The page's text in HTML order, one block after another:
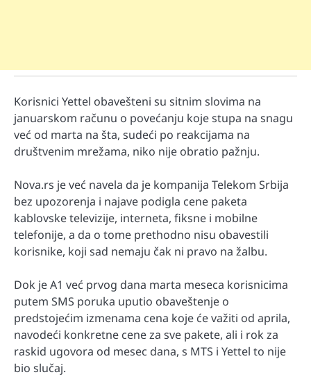
Korisnici Yettel obavešteni su sitnim slovima na
januarskom računu o povećanju koje stupa na snagu
već od marta na šta, sudeći po reakcijama na
društvenim mrežama, niko nije obratio pažnju.
Nova.rs je već navela da je kompanija Telekom Srbija
bez upozorenja i najave podigla cene paketa
kablovske televizije, interneta, fiksne i mobilne
telefonije, a da o tome prethodno nisu obavestili
korisnike, koji sad nemaju čak ni pravo na žalbu.
Dok je A1 već prvog dana marta meseca korisnicima
putem SMS poruka uputio obaveštenje o
predstojećim izmenama cena koje će važiti od aprila,
navodeći konkretne cene za sve pakete, ali i rok za
raskid ugovora od mesec dana, s MTS i Yettel to nije
bio slučaj.